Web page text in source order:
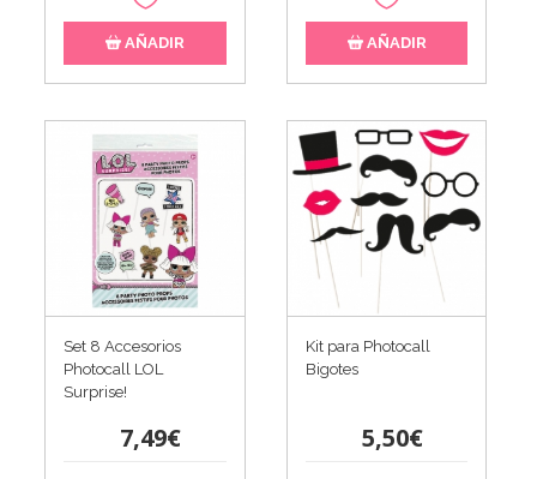
AÑADIR AÑADIR
Set 8 Accesorios
Photocall LOL
Surprise!
7,49€
Kit para Photocall
Bigotes
5,50€